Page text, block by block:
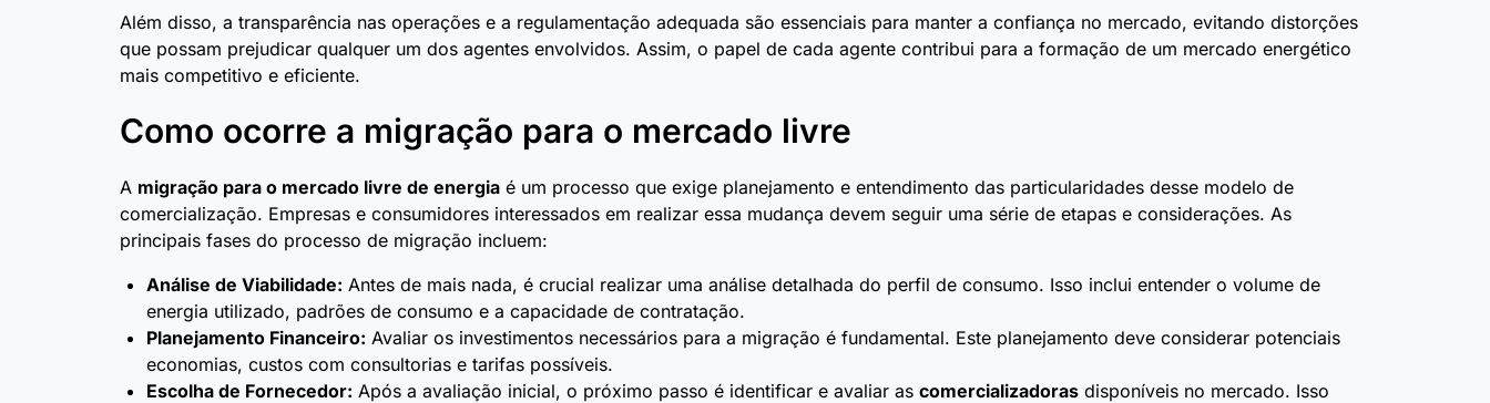
Além disso, a transparência nas operações e a regulamentação adequada são essenciais para manter a confiança no mercado, evitando distorções
que possam prejudicar qualquer um dos agentes envolvidos. Assim, o papel de cada agente contribui para a formação de um mercado energético
mais competitivo e eficiente.
Como ocorre a migração para o mercado livre
A migração para o mercado livre de energiaé um processo que exige planejamento e entendimento das particularidades desse modelo de
comercialização. Empresas e consumidores interessados em realizar essa mudança devem seguir uma série de etapas e considerações. As
principais fases do processo de migração incluem:
Análise de Viabilidade: Antes de mais nada, é crucial realizar uma análise detalhada do perfil de consumo. Isso inclui entender o volume de
energia utilizado, padrões de consumo e a capacidade de contratação.
Planejamento Financeiro: Avaliar os investimentos necessários para a migração é fundamental. Este planejamento deve considerar potenciais
economias, custos com consultorias e tarifas possíveis.
Escolha de Fornecedor: Após a avaliação inicial, o próximo passo é identificar e avaliar as comercializadorasdisponíveis no mercado. Isso